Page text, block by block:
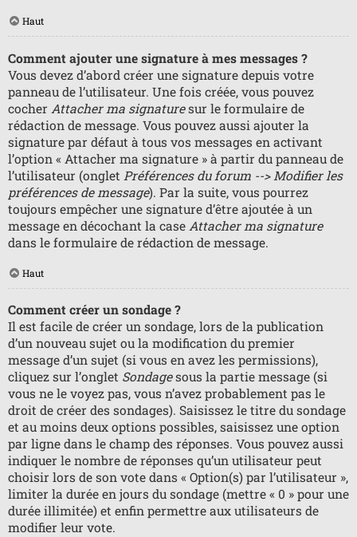
Haut
Comment ajouter une signature à mes messages ?
Vous devez d’abord créer une signature depuis votre
panneau de l’utilisateur. Une fois créée, vous pouvez
cocher Attacher ma signaturesur le formulaire de
rédaction de message. Vous pouvez aussi ajouter la
signature par défaut à tous vos messages en activant
l’option « Attacher ma signature » à partir du panneau de
l’utilisateur (onglet Préférences du forum --> Modifier les
préférences de message). Par la suite, vous pourrez
toujours empêcher une signature d’être ajoutée à un
message en décochant la case Attacher ma signature
dans le formulaire de rédaction de message.
Haut
Comment créer un sondage ?
Il est facile de créer un sondage, lors de la publication
d’un nouveau sujet ou la modification du premier
message d’un sujet (si vous en avez les permissions),
cliquez sur l’onglet Sondagesous la partie message (si
vous ne le voyez pas, vous n’avez probablement pas le
droit de créer des sondages). Saisissez le titre du sondage
et au moins deux options possibles, saisissez une option
par ligne dans le champ des réponses. Vous pouvez aussi
indiquer le nombre de réponses qu’un utilisateur peut
choisir lors de son vote dans « Option(s) par l’utilisateur »,
limiter la durée en jours du sondage (mettre « 0 » pour une
durée illimitée) et enfin permettre aux utilisateurs de
modifier leur vote.